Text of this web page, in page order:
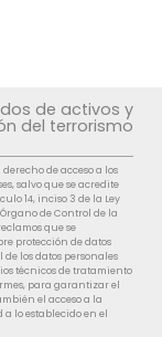
de activos y
del terrorismo
de acceso a los
salvo que se acredite
14, inciso 3 de la Ley
Órgano de Control de la
que se
protección de datos
los datos personales
técnicos de tratamiento
para garantizar el
el acceso a la
lo establecido en el